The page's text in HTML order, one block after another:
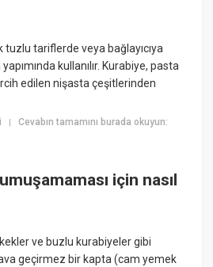
tuzlu tariflerde veya bağlayıcıya
kullanılır. Kurabiye, pasta
edilen nişasta çeşitlerinden
|Cevabın tamamını burada okuyun:
için nasıl
ve buzlu kurabiyeler gibi
geçirmez bir kapta (cam yemek